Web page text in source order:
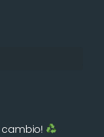
cambio!